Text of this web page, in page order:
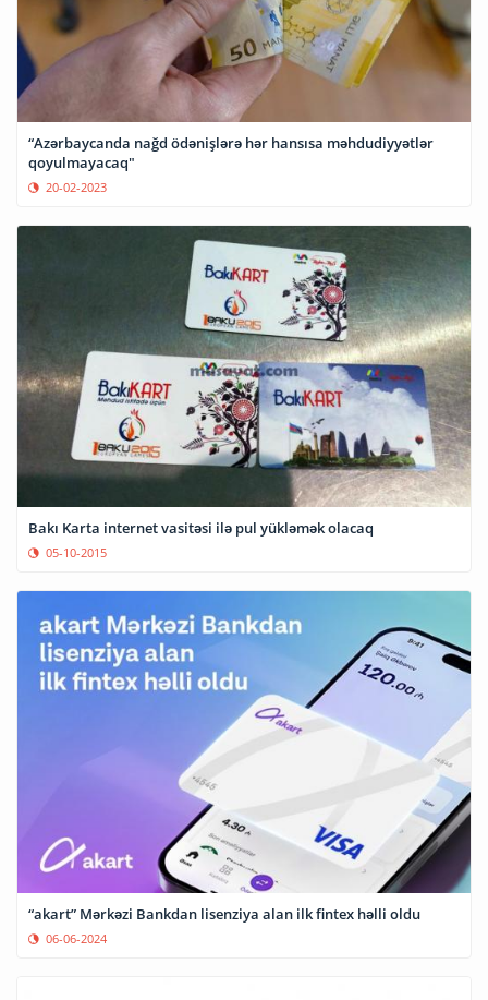
“Azərbaycanda nağd ödənişlərə hər hansısa məhdudiyyətlər
qoyulmayacaq"
20-02-2023
Bakı Karta internet vasitəsi ilə pul yükləmək olacaq
05-10-2015
“akart” Mərkəzi Bankdan lisenziya alan ilk fintex həlli oldu
06-06-2024